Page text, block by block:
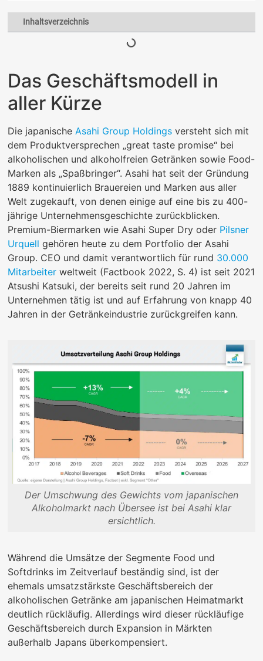
Inhaltsverzeichnis
Das Geschäftsmodell in
aller Kürze
Die japanische Asahi Group Holdings versteht sich mit
dem Produktversprechen „great taste promise“ bei
alkoholischen und alkoholfreien Getränken sowie Food-
Marken als „Spaßbringer“. Asahi hat seit der Gründung
1889 kontinuierlich Brauereien und Marken aus aller
Welt zugekauft, von denen einige auf eine bis zu 400-
jährige Unternehmensgeschichte zurückblicken.
Premium-Biermarken wie Asahi Super Dry oder Pilsner
Urquell gehören heute zu dem Portfolio der Asahi
Group. CEO und damit verantwortlich für rund 30.000
Mitarbeiter weltweit (Factbook 2022, S. 4) ist seit 2021
Atsushi Katsuki, der bereits seit rund 20 Jahren im
Unternehmen tätig ist und auf Erfahrung von knapp 40
Jahren in der Getränkeindustrie zurückgreifen kann.
Der Umschwung des Gewichts vom japanischen
Alkoholmarkt nach Übersee ist bei Asahi klar
ersichtlich.
Während die Umsätze der Segmente Food und
Softdrinks im Zeitverlauf beständig sind, ist der
ehemals umsatzstärkste Geschäftsbereich der
alkoholischen Getränke am japanischen Heimatmarkt
deutlich rückläufig. Allerdings wird dieser rückläufige
Geschäftsbereich durch Expansion in Märkten
außerhalb Japans überkompensiert.